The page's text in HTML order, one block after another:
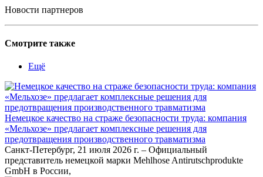
Новости партнеров
Смотрите также
Ещё
Немецкое качество на страже безопасности труда: компания
«Мельхозе» предлагает комплексные решения для
предотвращения производственного травматизма
Санкт-Петербург, 21 июля 2026 г. – Официальный
представитель немецкой марки Mehlhose Antirutschprodukte
GmbH в России,